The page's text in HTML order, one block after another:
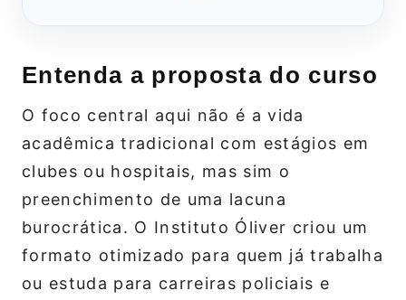
Entenda a proposta do curso
O foco central aqui não é a vida
acadêmica tradicional com estágios em
clubes ou hospitais, mas sim o
preenchimento de uma lacuna
burocrática. O Instituto Óliver criou um
formato otimizado para quem já trabalha
ou estuda para carreiras policiais e